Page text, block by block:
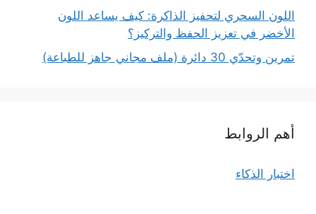
اللون السحري لتحفيز الذاكرة: كيف يساعد اللون
الأخضر في تعزيز الحفظ والتركيز؟
تمرين وتحدّي 30 دائرة (ملف مجاني جاهز للطباعة)
أهم الروابط
اختبار الذكاء